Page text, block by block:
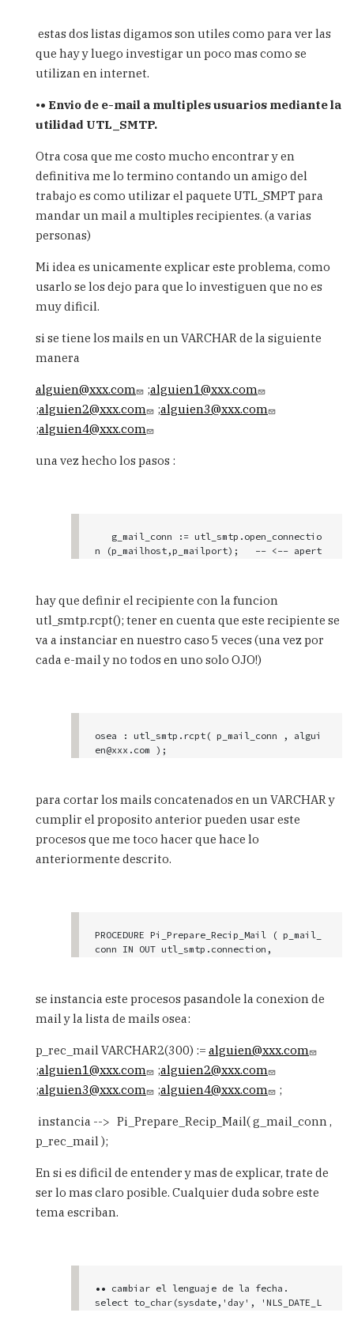
•• nombre del esquema donde uno esta cone
ctado
     SELECT sys_context('userenv', 'CURRE
NT_SCHEMA') FROM dual;
•• ID del esquema donde uno se encuentra
conectado
     SELECT sys_context('USERENV', 'CURRE
•• nombre de la base de datos.
     SELECT sys_context('USERENV', 'DB_NA
ME') FROM dual;
•• nombre del host
•• nombre de la instancia
     SELECT sys_context('USERENV', 'INSTA
NCE_NAME') FROM dual;
••los formatos de moneda, fechas.
('USERENV', 'NLS_DATE_FORMAT') FROM dual;
•• nombre del territorio. ejemplo : 'AMER
ICA';
RRITORY') FROM dual;
•• ID de la session del usuario
     SELECT sys_context('USERENV', 'SESSI
•• SID (session number) util para matar s
esiones luego con el numero.
     SELECT sys_context('USERENV', 'SID')
FROM dual;
•• LISTA DE PAQUETES UTL (utilidades de o
     WHERE OBJECT_NAME LIKE '%UTL_%'
         AND OBJECT_TYPE = 'PACKAGE'
es del Data Base Manager System)
     SELECT * FROM ALL_OBJECTS
      WHERE OBJECT_NAME LIKE '%DBMS_%'
          AND OBJECT_TYPE = 'PACKAGE'
estas dos listas digamos son utiles como para ver las
que hay y luego investigar un poco mas como se
utilizan en internet.
•• Envio de e-mail a multiples usuarios mediante la
utilidad UTL_SMTP.
Otra cosa que me costo mucho encontrar y en
definitiva me lo termino contando un amigo del
trabajo es como utilizar el paquete UTL_SMPT para
mandar un mail a multiples recipientes. (a varias
personas)
Mi idea es unicamente explicar este problema, como
usarlo se los dejo para que lo investiguen que no es
muy dificil.
si se tiene los mails en un VARCHAR de la siguiente
manera
alguien@xxx.com ;alguien1@xxx.com
;alguien2@xxx.com ;alguien3@xxx.com
;alguien4@xxx.com
una vez hecho los pasos :
n (p_mailhost,p_mailport);   -- <-- apert
   utl_smtp.mail(g_mail_conn,p_sender);
hay que definir el recipiente con la funcion
utl_smtp.rcpt(); tener en cuenta que este recipiente se
va a instanciar en nuestro caso 5 veces (una vez por
cada e-mail y no todos en uno solo OJO!)
osea : utl_smtp.rcpt( p_mail_conn , algui
en@xxx.com );
          utl_smtp.rcpt( p_mail_conn , al
guien@xxx.com 2);
          utl_smtp.rcpt( p_mail_conn , al
guien@xxx.com 3);
          utl_smtp.rcpt( p_mail_conn , al
guien@xxx.com4 );
para cortar los mails concatenados en un VARCHAR y
cumplir el proposito anterior pueden usar este
procesos que me toco hacer que hace lo
anteriormente descrito.
PROCEDURE Pi_Prepare_Recip_Mail ( p_mail_
conn IN OUT utl_smtp.connection,
       MAILS      VARCHAR2(1000)  := p_re
c_mails;
       --
       NO_MORE_MAILS BOOLEAN := FALSE;
       EOM           NUMBER;          --
end of mail.
begin of mail.
       COC           NUMBER ;         --
number of characters.
BEGIN
       LOOP
           EOM := INSTR(MAILS,';',1,MAIL_
NUMBER);
           COC := (EOM) - BOM;
           SingleMail := SUBSTR(MAILS,BO
se instancia este procesos pasandole la conexion de
mail y la lista de mails osea:
p_rec_mail VARCHAR2(300) := alguien@xxx.com
;alguien1@xxx.com ;alguien2@xxx.com
;alguien3@xxx.com ;alguien4@xxx.com ;
instancia --> Pi_Prepare_Recip_Mail( g_mail_conn ,
p_rec_mail );
En si es dificil de entender y mas de explicar, trate de
ser lo mas claro posible. Cualquier duda sobre este
tema escriban.
•• cambiar el lenguaje de la fecha.
select to_char(sysdate,'day', 'NLS_DATE_L